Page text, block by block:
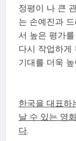
정평이 나 큰
는 손예진과
서 높은 평가
다시 작업하게
기대를 더욱
한국을 대표하
날 수 있는 영
다.